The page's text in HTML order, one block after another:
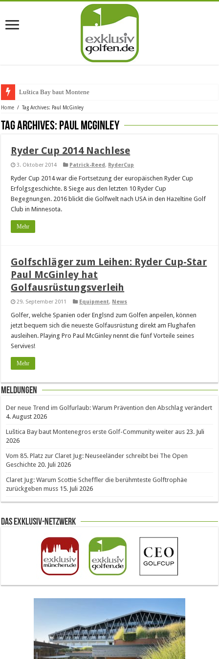
Luštica Bay baut Montenegros
Home / Tag Archives: Paul McGinley
Tag Archives: Paul McGinley
Ryder Cup 2014 Nachlese
3. Oktober 2014 Patrick-Reed, RyderCup
Ryder Cup 2014 war die Fortsetzung der europäischen Ryder Cup
Erfolgsgeschichte. 8 Siege aus den letzten 10 Ryder Cup
Begegnungen. 2016 blickt die Golfwelt nach USA in den Hazeltine Golf
Club in Minnesota.
Mehr
Golfschläger zum Leihen: Ryder Cup-Star
Paul McGinley hat
Golfausrüstungsverleih
29. September 2011 Equipment, News
Golfer, welche Spanien oder Englsnd zum Golfen anpeilen, können
jetzt bequem sich die neueste Golfausrüstung direkt am Flughafen
ausleihen. Playing Pro Paul McGinley nennt die fünf Vorteile seines
Servives!
Mehr
Meldungen
Der neue Trend im Golfurlaub: Warum Prävention den Abschlag verändert
4. August 2026
Luštica Bay baut Montenegros erste Golf-Community weiter aus 23. Juli
2026
Vom 85. Platz zur Claret Jug: Neuseeländer schreibt bei The Open
Geschichte 20. Juli 2026
Claret Jug: Warum Scottie Scheffler die berühmteste Golftrophäe
zurückgeben muss 15. Juli 2026
Das Exklusiv-Netzwerk